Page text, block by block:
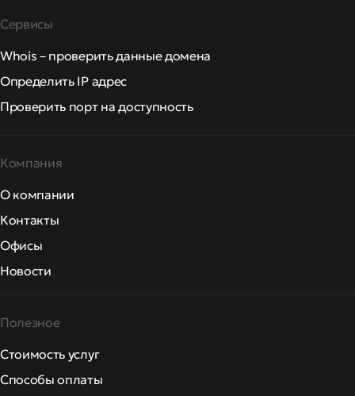
Сервисы
Whois – проверить данные домена
Определить IP адрес
Проверить порт на доступность
Компания
О компании
Контакты
Офисы
Новости
Полезное
Стоимость услуг
Способы оплаты